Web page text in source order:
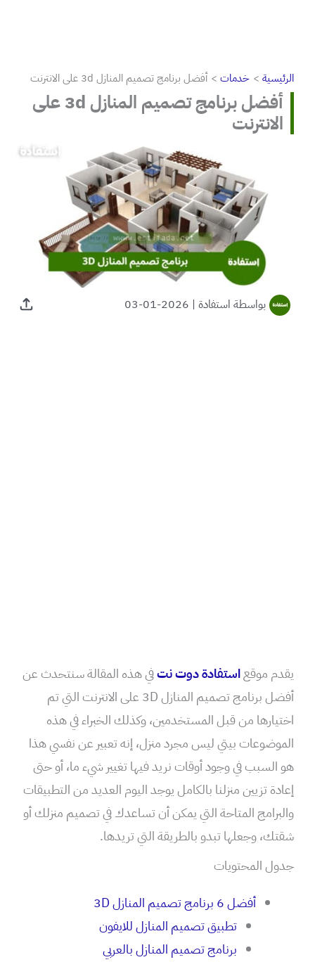
الرئيسية خدمات أفضل برنامج تصميم المنازل 3d على الانترنت
أفضل برنامج تصميم المنازل 3d على
الانترنت
بواسطة استفادة |
2026-01-03
يقدم موقعاستفادة دوت نتفي هذه المقالة سنتحدث عن
أفضل برنامج تصميم المنازل 3D على الانترنت التي تم
اختيارها من قبل المستخدمين، وكذلك الخبراء في هذه
الموضوعات بيتي ليس مجرد منزل، إنه تعبير عن نفسي هذا
هو السبب في وجود أوقات نريد فيها تغيير شيء ما، أو حتى
إعادة تزيين منزلنا بالكامل يوجد اليوم العديد من التطبيقات
والبرامج المتاحة التي يمكن أن تساعدك في تصميم منزلك أو
شقتك، وجعلها تبدو بالطريقة التي تريدها.
جدول المحتويات
أفضل 6 برنامج تصميم المنازل 3D
تطبيق تصميم المنازل للايفون
برنامج تصميم المنازل بالعربي